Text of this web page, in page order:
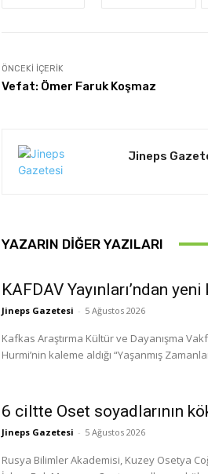
ÖNCEKI İÇERIK
Vefat: Ömer Faruk Koşmaz
Jineps
YAZARIN DIĞER YAZILARI
KAFDAV Yayınları’ndan
Jineps Gazetesi - 5 Ağustos 2026
Kafkas Araştırma Kültür ve Dayanışma
Hurmi’nin kaleme aldığı “Yaşanmış
6 ciltte Oset soyadlarının
Jineps Gazetesi - 5 Ağustos 2026
Rusya Bilimler Akademisi, Kuzey Osetya